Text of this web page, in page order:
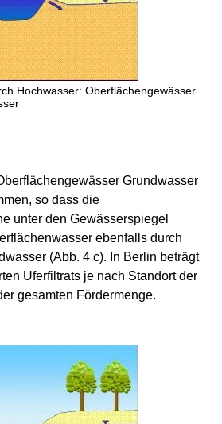
Hochwasser: Oberflächengewässer
Grundwasser
so dass die
unter den Gewässerspiegel
ebenfalls durch
(Abb. 4 c). In Berlin beträgt
Uferfiltrats je nach Standort der
gesamten Fördermenge.